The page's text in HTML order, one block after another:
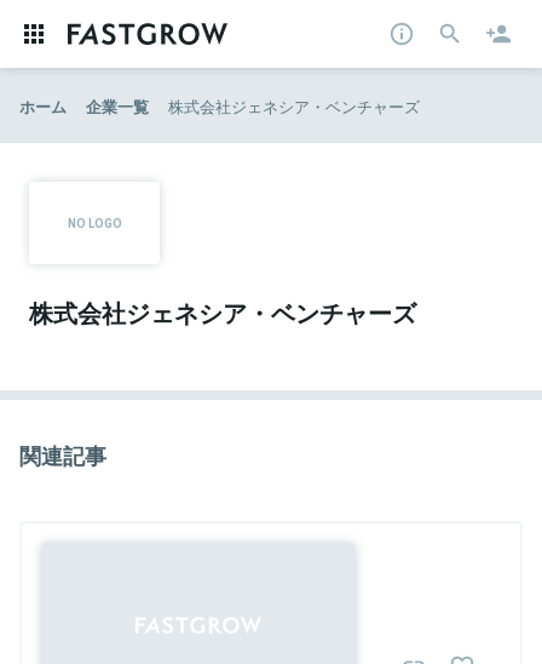
ホーム 企業一覧 株式会社ジェネシア・ベンチャーズ
株式会社ジェネシア・ベンチャーズ
関連記事